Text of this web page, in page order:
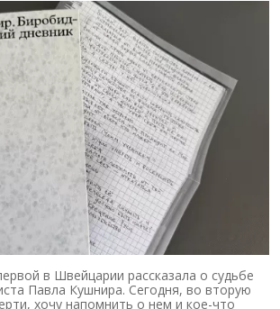
в Швейцарии рассказала о судьбе
Павла Кушнира. Сегодня, во вторую
хочу напомнить о нем и кое-что